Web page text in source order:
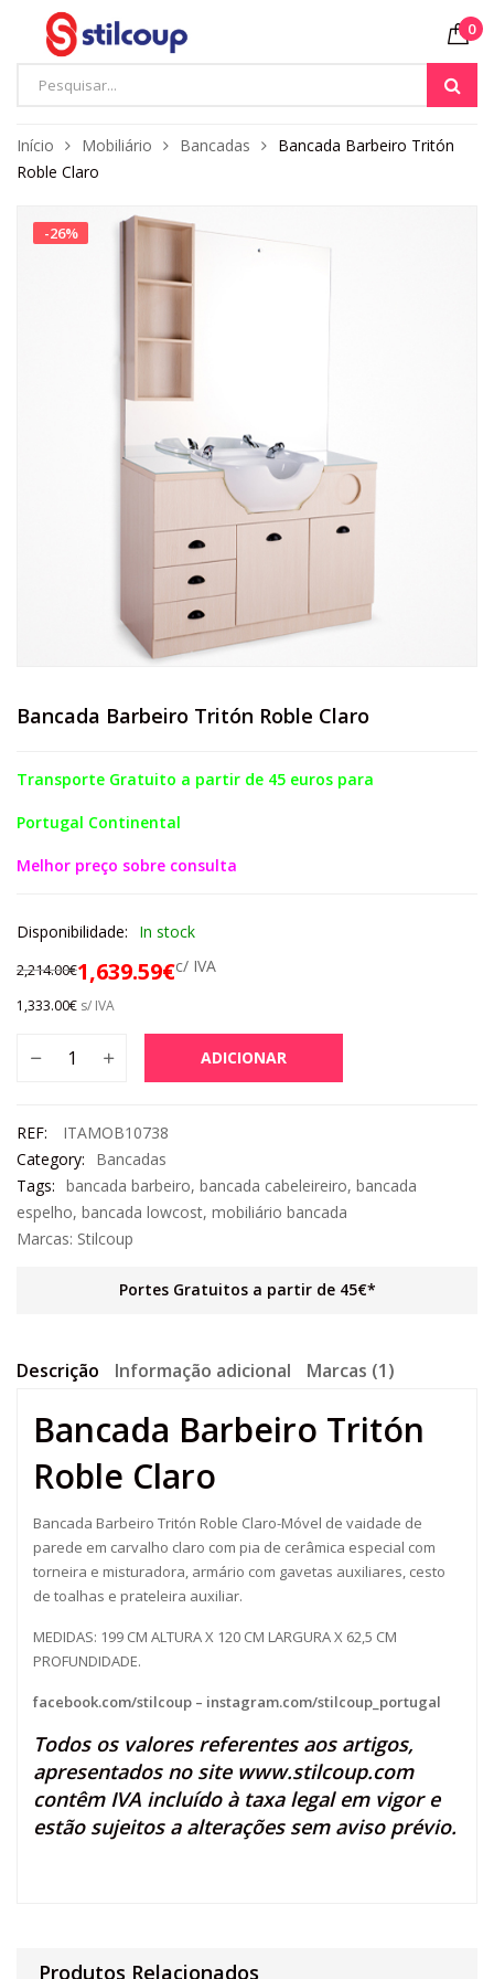
0
Início Mobiliário Bancadas
Bancada Barbeiro Tritón
Roble Claro
-26%
Bancada Barbeiro Tritón Roble Claro
Transporte Gratuito a partir de 45 euros para
Portugal Continental
Melhor preço sobre consulta
Disponibilidade: In stock
2,214.00€1,639.59€c/ IVA
1,333.00€ s/ IVA
ADICIONAR
REF:
ITAMOB10738
Category:
Bancadas
Tags: bancada barbeiro, bancada cabeleireiro, bancada
espelho, bancada lowcost, mobiliário bancada
Marcas: Stilcoup
Portes Gratuitos a partir de 45€*
Descrição Informação adicional Marcas (1)
Bancada Barbeiro Tritón
Roble Claro
Bancada Barbeiro Tritón Roble Claro-Móvel de vaidade de
parede em carvalho claro com pia de cerâmica especial com
torneira e misturadora, armário com gavetas auxiliares, cesto
de toalhas e prateleira auxiliar.
MEDIDAS: 199 CM ALTURA X 120 CM LARGURA X 62,5 CM
PROFUNDIDADE.
facebook.com/stilcoup – instagram.com/stilcoup_portugal
Todos os valores referentes aos artigos,
apresentados no site www.stilcoup.com
contêm IVA incluído à taxa legal em vigor e
estão sujeitos a alterações sem aviso prévio.
Produtos Relacionados